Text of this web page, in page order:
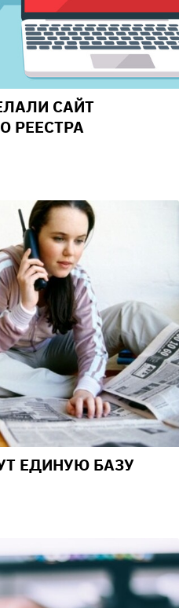
САЙТ
РЕЕСТРА
ЕДИНУЮ БАЗУ